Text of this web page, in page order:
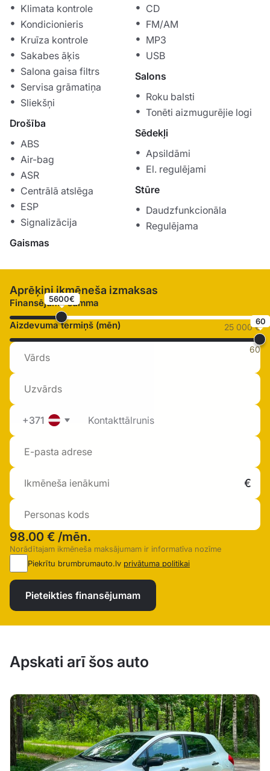
Klimata kontrole
Kondicionieris
Kruīza kontrole
Sakabes āķis
Salona gaisa filtrs
Servisa grāmatiņa
Sliekšņi
Drošība
ABS
Air-bag
ASR
Centrālā atslēga
ESP
Signalizācija
Gaismas
CD
FM/AM
MP3
USB
Salons
Roku balsti
Tonēti aizmugurējie logi
Sēdekļi
Apsildāmi
El. regulējami
Stūre
Daudzfunkcionāla
Regulējama
Aprēķini ikmēneša izmaksas
Finansējuma summa
5600€
25 000 €
Aizdevuma termiņš (mēn) 60
60
+371
98.00 € /mēn.
Norādītajam ikmēneša maksājumam ir informatīva nozīme
Piekrītu brumbrumauto.lv privātuma politikai
Pieteikties finansējumam
Apskati arī šos auto